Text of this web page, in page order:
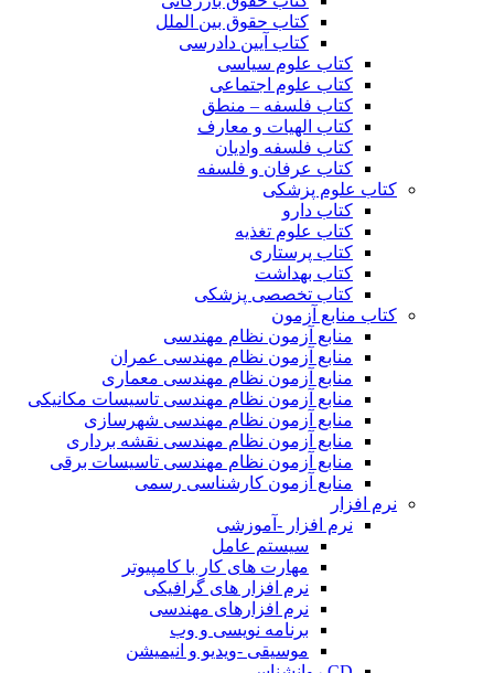
کتاب حقوق بین الملل
کتاب آیین دادرسی
کتاب علوم سیاسی
کتاب علوم اجتماعی
کتاب فلسفه – منطق
کتاب الهیات و معارف
کتاب فلسفه وادیان
کتاب عرفان و فلسفه
کتاب علوم پزشکی
کتاب دارو
کتاب علوم تغذیه
کتاب پرستاری
کتاب بهداشت
کتاب تخصصی پزشکی
کتاب منابع آزمون
منابع آزمون نظام مهندسی
منابع آزمون نظام مهندسی عمران
منابع آزمون نظام مهندسی معماری
منابع آزمون نظام مهندسی تاسیسات مکانیکی
منابع آزمون نظام مهندسی شهرسازی
منابع آزمون نظام مهندسی نقشه برداری
منابع آزمون نظام مهندسی تاسیسات برقی
منابع آزمون کارشناسی رسمی
نرم افزار
نرم افزار -آموزشی
سیستم عامل
مهارت های کار با کامپیوتر
نرم افزار های گرافیکی
نرم افزارهای مهندسی
برنامه نویسی و وب
موسیقی -ویدیو و انیمیشن